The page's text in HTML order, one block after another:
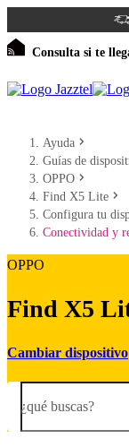
Consulta si te
Ayuda
Guías de
OPPO
Find X5 Lite
Configura tu
Conectividad y
OPPO
Find X5
Cambiar dispositivo
¿qué buscas?